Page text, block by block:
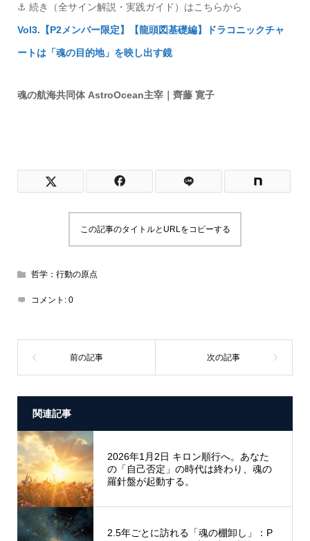
⚓️ 続き（全サイン解説・実践ガイド）はこちらから
Vol3.【P2メンバー限定】【龍頭図基礎編】ドラコニックチャ
ートは「魂の目的地」を映し出す鏡
魂の航海共同体 AstroOcean主宰｜齊藤 寛子
この記事のタイトルとURLをコピーする
哲学：行動の原点
コメント: 0
関連記事
2026年1月2日 キロン順行へ。あなた
の「自己否定」の時代は終わり、魂の
羅針盤が起動する。
2.5年ごとに訪れる「魂の棚卸し」：P